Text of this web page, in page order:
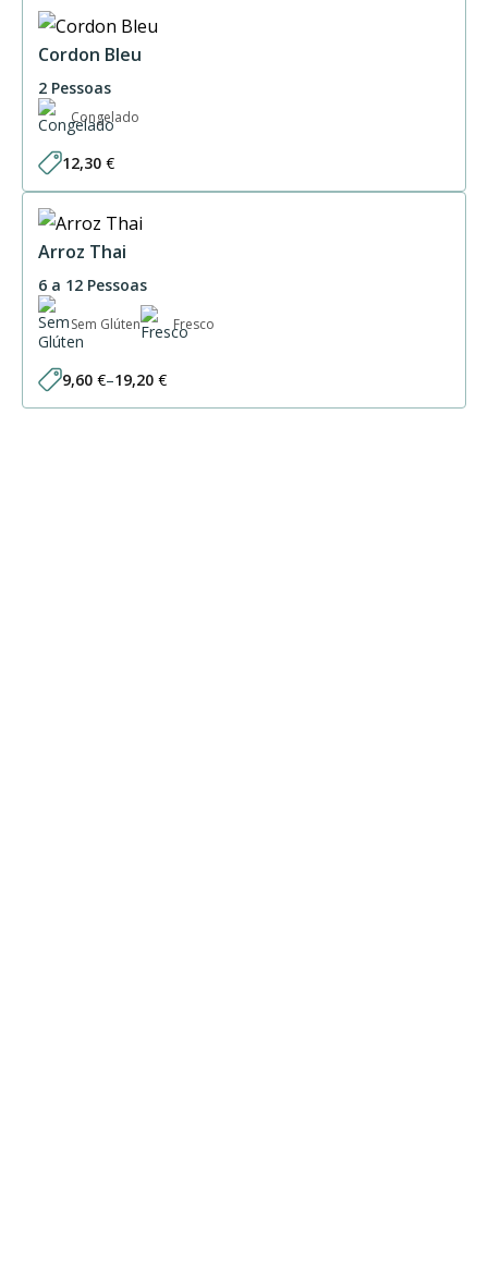
Cordon Bleu
2 Pessoas
Congelado
12,30 €
Arroz Thai
6 a 12 Pessoas
Sem Glúten Fresco
9,60 €–19,20 €
Price
range: